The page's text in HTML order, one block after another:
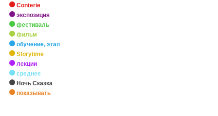
Conterie
экспозиция
фестиваль
фильм
обучение, этап
Storytime
лекции
среднее
Ночь Сказка
показывать